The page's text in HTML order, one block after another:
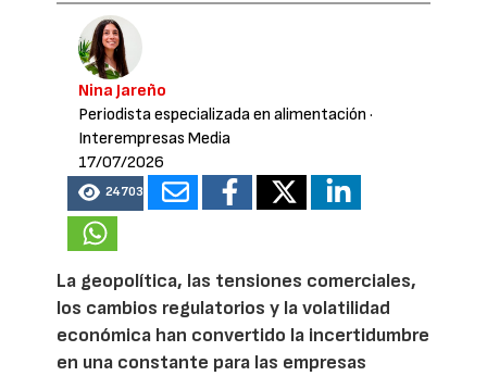
Nina Jareño
Periodista especializada en alimentación ·
Interempresas Media
17/07/2026
24703
La geopolítica, las tensiones comerciales,
los cambios regulatorios y la volatilidad
económica han convertido la incertidumbre
en una constante para las empresas